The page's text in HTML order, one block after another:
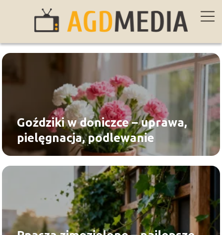
Goździki w doniczce – uprawa,
pielęgnacja, podlewanie